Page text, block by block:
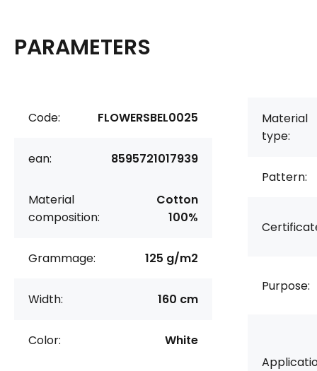
PARAMETERS
Code: FLOWERSBEL0025
ean: 8595721017939
Material
composition:
Cotton
100%
Grammage: 125 g/m2
Width: 160 cm
Color: White
Material
type:
Pattern:
Purpose: